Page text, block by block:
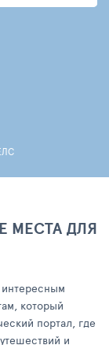
МЕСТА ДЛЯ
который
портал, где
и